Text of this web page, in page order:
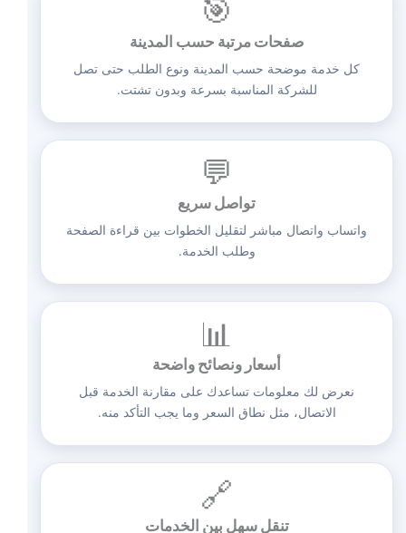
🎯
صفحات مرتبة حسب المدينة
كل خدمة موضحة حسب المدينة ونوع الطلب حتى تصل
للشركة المناسبة بسرعة وبدون تشتت.
💬
تواصل سريع
واتساب واتصال مباشر لتقليل الخطوات بين قراءة الصفحة
وطلب الخدمة.
📊
أسعار ونصائح واضحة
نعرض لك معلومات تساعدك على مقارنة الخدمة قبل
الاتصال، مثل نطاق السعر وما يجب التأكد منه.
🔗
تنقل سهل بين الخدمات